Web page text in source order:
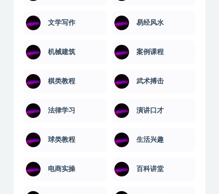
文学写作 易经风水
机械建筑 案例课程
棋类教程 武术搏击
法律学习 演讲口才
球类教程 生活兴趣
电商实操 百科讲堂